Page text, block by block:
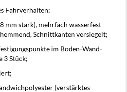
Fahrverhalten;
mm stark), mehrfach wasserfest
Schnittkanten versiegelt;
im Boden-Wand-
3 Stück;
(verstärktes